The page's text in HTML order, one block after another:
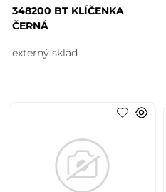
348200 BT KLÍČENKA
ČERNÁ
externý sklad